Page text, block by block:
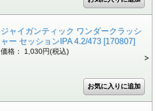
ジャイガンティック ワンダークラッシ
ャー セッションIPA 4.2/473 [170807]
価格： 1,030円(税込)